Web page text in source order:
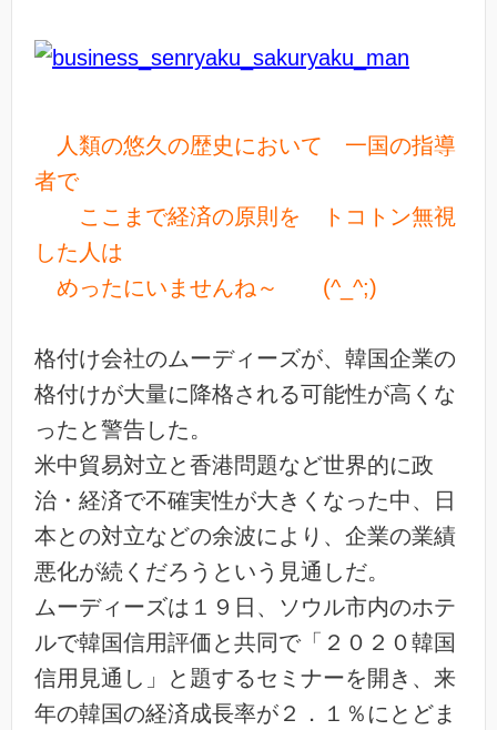
人類の悠久の歴史において 一国の指導
者で
ここまで経済の原則を トコトン無視
した人は
めったにいませんね～ (^_^;)
格付け会社のムーディーズが、韓国企業の
格付けが大量に降格される可能性が高くな
ったと警告した。
米中貿易対立と香港問題など世界的に政
治・経済で不確実性が大きくなった中、日
本との対立などの余波により、企業の業績
悪化が続くだろうという見通しだ。
ムーディーズは１９日、ソウル市内のホテ
ルで韓国信用評価と共同で「２０２０韓国
信用見通し」と題するセミナーを開き、来
年の韓国の経済成長率が２．１％にとどま